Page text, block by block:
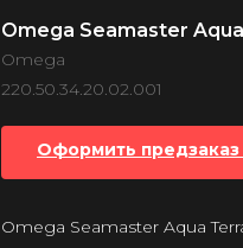
Omega Seamaster
Omega
220.50.34.20.02.001
Оформить
Omega Seamaster Aqua